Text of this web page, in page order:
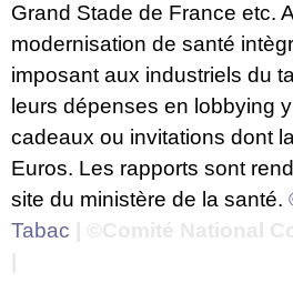
Grand Stade de France etc.
modernisation de santé
imposant aux industriels du
leurs dépenses en lobbying
cadeaux ou invitations dont
Euros. Les rapports sont
site du ministère de la santé.
Tabac